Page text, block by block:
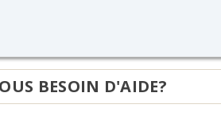
BESOIN D'AIDE?